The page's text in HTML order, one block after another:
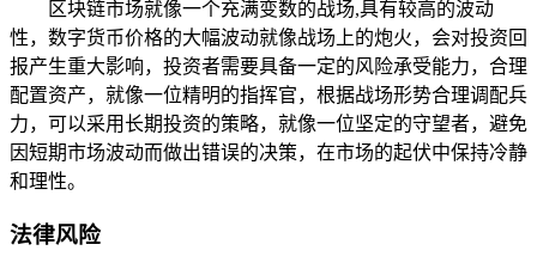
区块链市场就像一个充满变数的战场,具有较高的波动
性，数字货币价格的大幅波动就像战场上的炮火，会对投资回
报产生重大影响，投资者需要具备一定的风险承受能力，合理
配置资产，就像一位精明的指挥官，根据战场形势合理调配兵
力，可以采用长期投资的策略，就像一位坚定的守望者，避免
因短期市场波动而做出错误的决策，在市场的起伏中保持冷静
和理性。
法律风险